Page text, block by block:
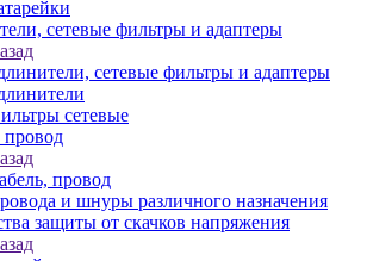
сетевые фильтры и адаптеры
сетевые фильтры и адаптеры
сетевые
провод
провод
и шнуры различного назначения
защиты от скачков напряжения